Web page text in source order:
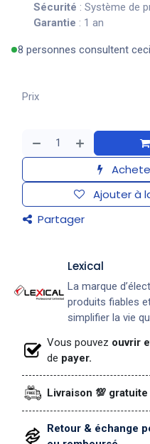
Sécurité : Système de
Garantie : 1 an
8 personnes consultent
Ajouter à
Partager
Prix
Lexical
La marque
produits fiables
simplifier la vie
Vous pouvez ouvrir
de payer.
Livraison 💯
Retour & échange